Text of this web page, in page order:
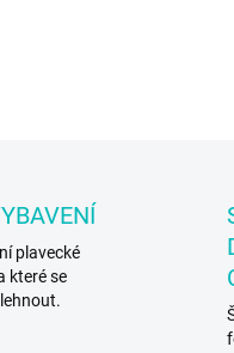
plavecké
které se